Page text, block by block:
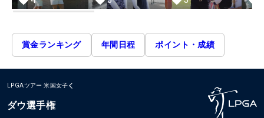
賞金ランキング 年間日程 ポイント・成績
LPGAツアー 米国女子
ダウ選手権